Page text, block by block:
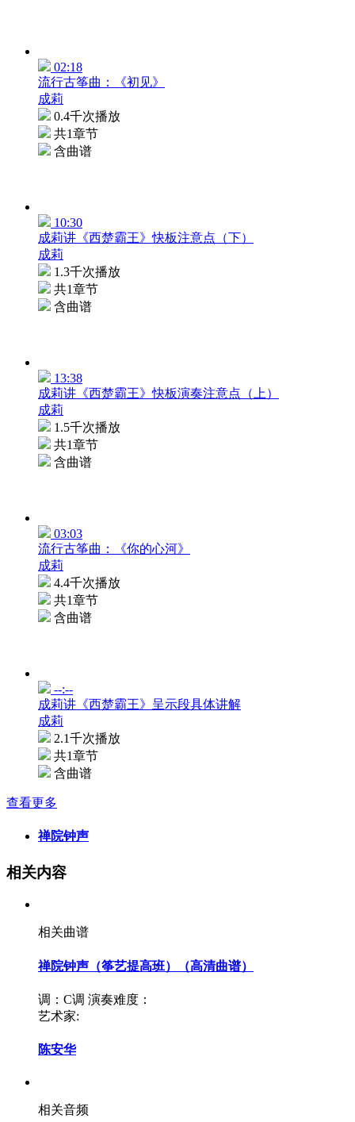
02:18
流行古筝曲：《初见》
成莉
0.4千次播放
共1章节
含曲谱
10:30
成莉讲《西楚霸王》快板注意点（下）
成莉
1.3千次播放
共1章节
含曲谱
13:38
成莉讲《西楚霸王》快板演奏注意点（上）
成莉
1.5千次播放
共1章节
含曲谱
03:03
流行古筝曲：《你的心河》
成莉
4.4千次播放
共1章节
含曲谱
--:--
成莉讲《西楚霸王》呈示段具体讲解
成莉
2.1千次播放
共1章节
含曲谱
查看更多
禅院钟声
相关内容
相关曲谱
禅院钟声（筝艺提高班）（高清曲谱）
调：C调 演奏难度：
艺术家:
陈安华
相关音频